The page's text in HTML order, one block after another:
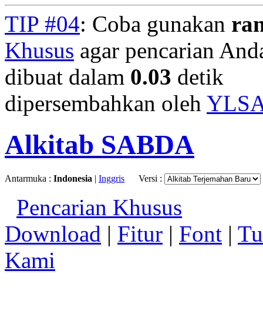
TIP #04: Coba gunakan
Khusus agar pencarian
dibuat dalam 0.03 detik
dipersembahkan oleh
Alkitab SABDA
Antarmuka : Indonesia | Inggris Versi :
Pencarian Khusus
Download | Fitur | Font |
Kami